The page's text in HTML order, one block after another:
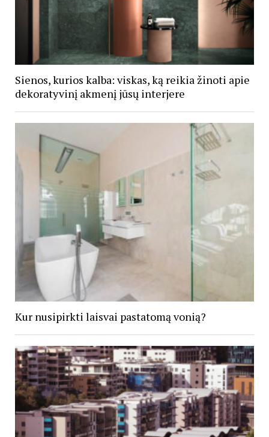
Sienos, kurios kalba: viskas, ką reikia žinoti apie
dekoratyvinį akmenį jūsų interjere
Kur nusipirkti laisvai pastatomą vonią?